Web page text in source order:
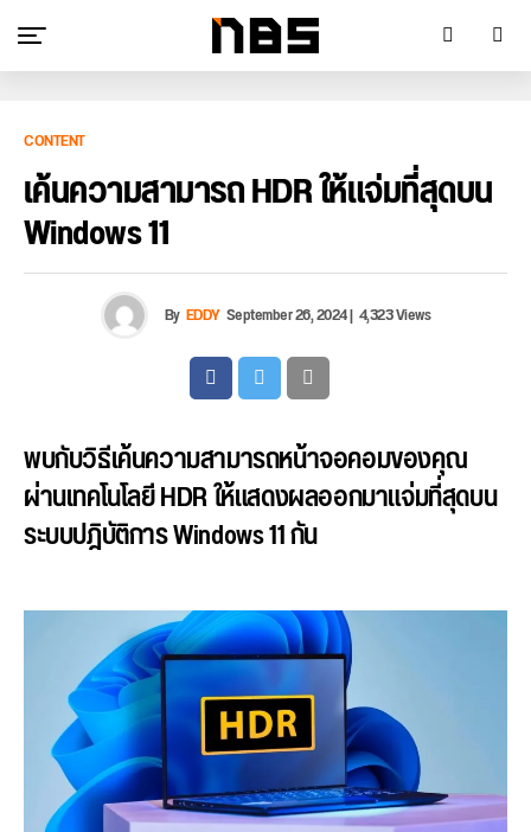
CONTENT
เค้นความสามารถ HDR ให้แจ่มที่สุดบน
Windows 11
By EDDY September 26, 2024| 4,323 Views
พบกับวิธีเค้นความสามารถหน้าจอคอมของคุณ
ผ่านเทคโนโลยี HDR ให้แสดงผลออกมาแจ่มที่สุดบน
ระบบปฎิบัติการ Windows 11 กัน